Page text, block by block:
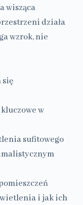
wisząca
działa
wzrok, nie
w
sufitowego
i jak ich